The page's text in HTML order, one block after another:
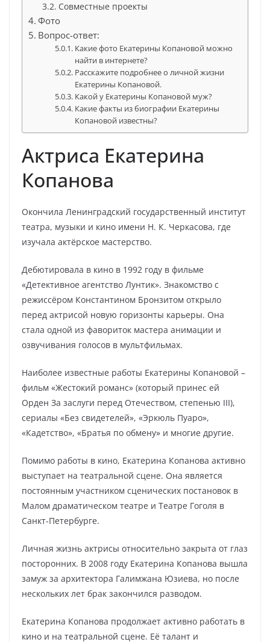
Совместные проекты
Фото
Вопрос-ответ:
Какие фото Екатерины Копановой можно
найти в интернете?
Расскажите подробнее о личной жизни
Екатерины Копановой.
Какой у Екатерины Копановой муж?
Какие факты из биографии Екатерины
Копановой известны?
Актриса Екатерина
Копанова
Окончила Ленинградский государственный институт
театра, музыки и кино имени Н. К. Черкасова, где
изучала актёрское мастерство.
Дебютировала в кино в 1992 году в фильме
«Детективное агентство Лунтик». Знакомство с
режиссёром Константином Бронзитом открыло
перед актрисой новую горизонты карьеры. Она
стала одной из фавориток мастера анимации и
озвучивания голосов в мультфильмах.
Наиболее известные работы Екатерины Копановой –
фильм «Жестокий романс» (который принес ей
Орден За заслуги перед Отечеством, степенью III),
сериалы «Без свидетелей», «Эркюль Пуаро»,
«Кадетство», «Братья по обмену» и многие другие.
Помимо работы в кино, Екатерина Копанова активно
выступает на театральной сцене. Она является
постоянным участником сценических постановок в
Малом драматическом театре и Театре Гоголя в
Санкт-Петербурге.
Личная жизнь актрисы относительно закрыта от глаз
посторонних. В 2008 году Екатерина Копанова вышла
замуж за архитектора Галимжана Юзиева, но после
нескольких лет брак закончился разводом.
Екатерина Копанова продолжает активно работать в
кино и на театральной сцене. Её талант и